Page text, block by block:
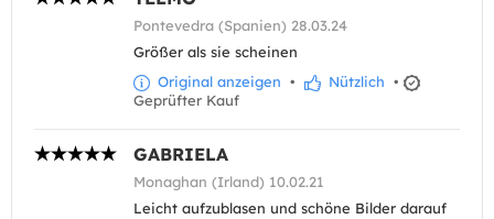
Pontevedra (Spanien) 28.03.24
Größer als sie scheinen
Original anzeigen • Nützlich •
Geprüfter Kauf
GABRIELA
Monaghan (Irland) 10.02.21
Leicht aufzublasen und schöne Bilder darauf